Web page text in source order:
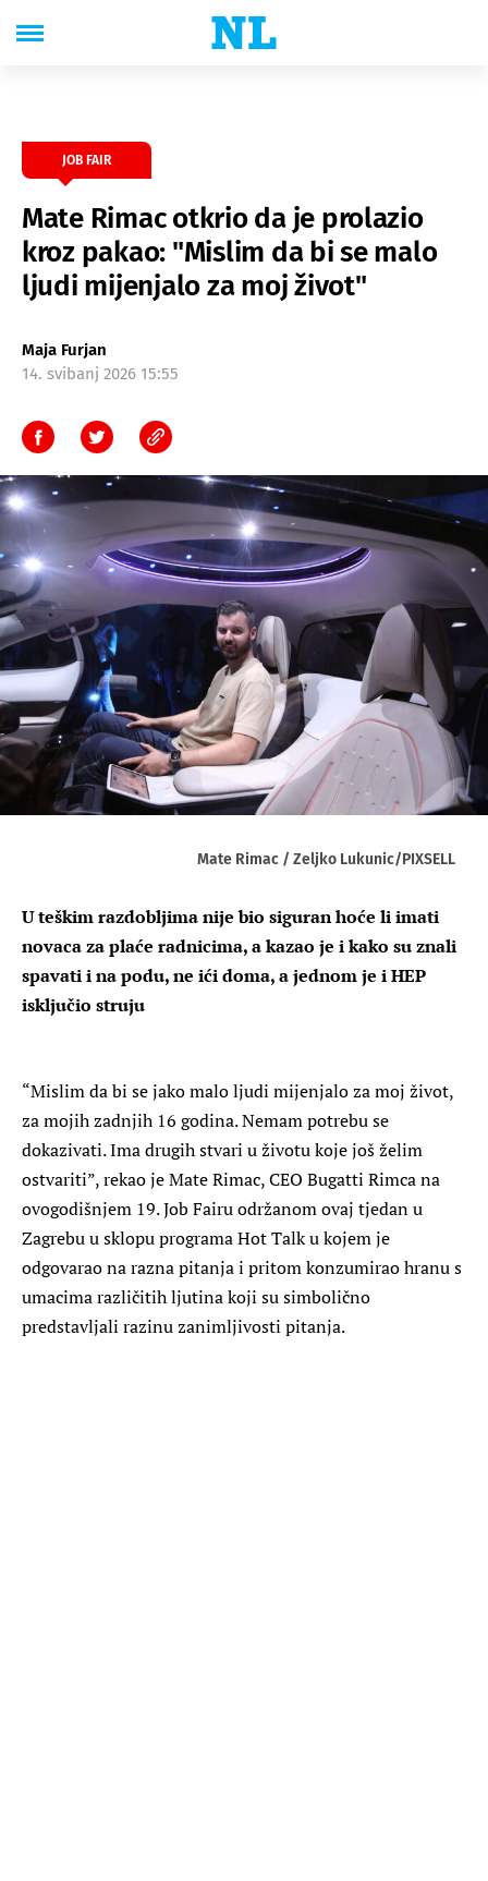
JOB FAIR
Mate Rimac otkrio da je prolazio
kroz pakao: "Mislim da bi se malo
ljudi mijenjalo za moj život"
Maja Furjan
14. svibanj 2026 15:55
Mate Rimac / Zeljko Lukunic/PIXSELL
U teškim razdobljima nije bio siguran hoće li imati
novaca za plaće radnicima, a kazao je i kako su znali
spavati i na podu, ne ići doma, a jednom je i HEP
isključio struju
“Mislim da bi se jako malo ljudi mijenjalo za moj život,
za mojih zadnjih 16 godina. Nemam potrebu se
dokazivati. Ima drugih stvari u životu koje još želim
ostvariti”, rekao je Mate Rimac, CEO Bugatti Rimca na
ovogodišnjem 19. Job Fairu održanom ovaj tjedan u
Zagrebu u sklopu programa Hot Talk u kojem je
odgovarao na razna pitanja i pritom konzumirao hranu s
umacima različitih ljutina koji su simbolično
predstavljali razinu zanimljivosti pitanja.